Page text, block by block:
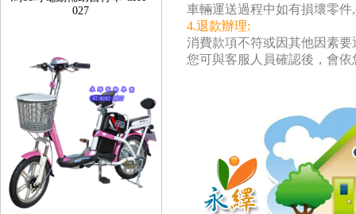
台北新北蘆洲永繹電動車業威
車輛運送過程中如有損壞零
4.退款辦理:
消費款項不符或因其他因素
您可與客服人員確認後，會